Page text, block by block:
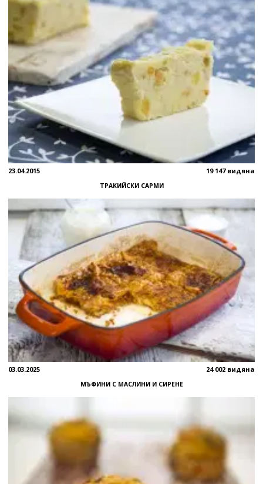
23.04.2015 19 147 видяна
ТРАКИЙСКИ САРМИ
03.03.2025 24 002 видяна
МЪФИНИ С МАСЛИНИ И СИРЕНЕ